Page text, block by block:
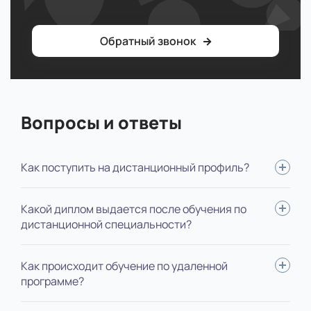
Обратный звонок
Вопросы и ответы
Как поступить на дистанционный профиль?
Для поступления вам нужно: определиться со
специальностью, выслать нам документы, пройти
оформление полностью берем на себя.
Какой диплом выдается после обучения по
дистанционной специальности?
В зависимости от ступени обучения, выдается диплом
государственного образца специалиста, бакалавра или
магистра. В дипломе не указывается форма обучения.
Как происходит обучение по удаленной
программе?